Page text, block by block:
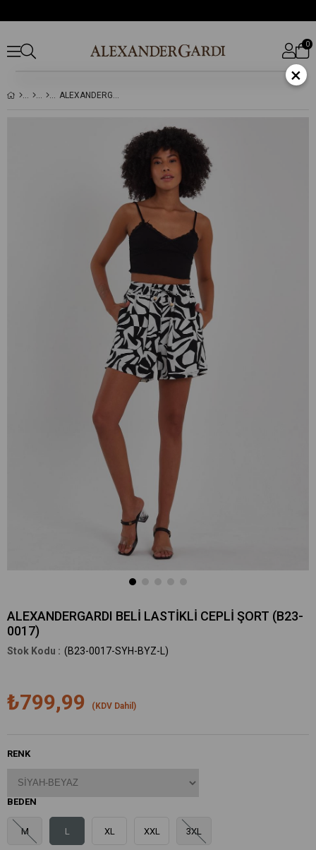
0
ALEXANDERGARDI BELİ LASTİKLİ CEPLİ ŞORT (B23-0017)
ALEXANDERGARDI BELİ LASTİKLİ CEPLİ ŞORT (B23-
0017)
(B23-0017-SYH-BYZ-L)
₺799,99 (KDV Dahil)
RENK
BEDEN
M L XL XXL 3XL
×